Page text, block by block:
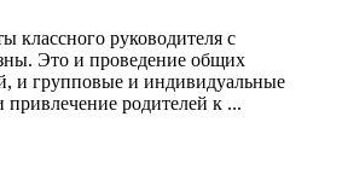
классного руководителя с
Это и проведение общих
и групповые и индивидуальные
привлечение родителей к ...